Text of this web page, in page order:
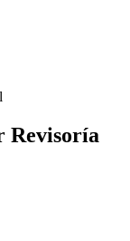
Revisoría